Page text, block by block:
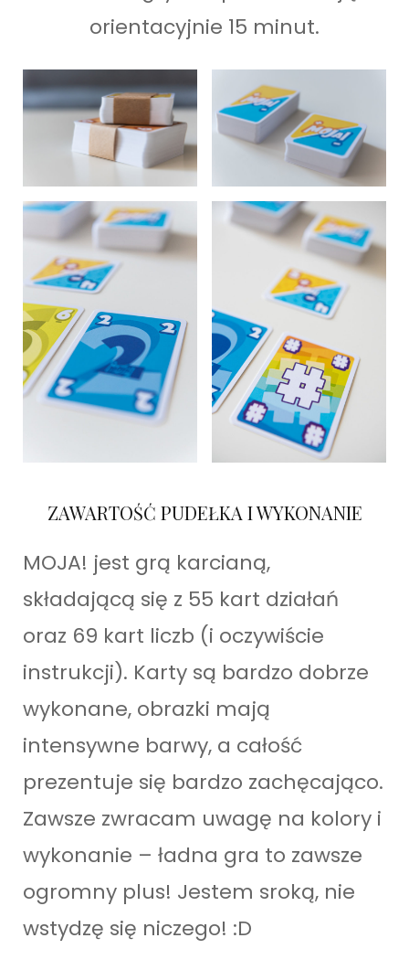
orientacyjnie 15 minut.
ZAWARTOŚĆ PUDEŁKA I WYKONANIE
MOJA! jest grą karcianą,
składającą się z 55 kart działań
oraz 69 kart liczb (i oczywiście
instrukcji). Karty są bardzo dobrze
wykonane, obrazki mają
intensywne barwy, a całość
prezentuje się bardzo zachęcająco.
Zawsze zwracam uwagę na kolory i
wykonanie – ładna gra to zawsze
ogromny plus! Jestem sroką, nie
wstydzę się niczego! :D